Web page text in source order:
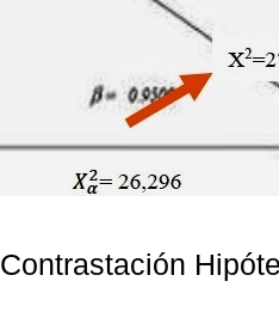
Contrastación